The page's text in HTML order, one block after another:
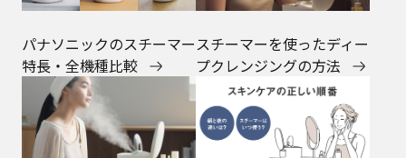
パナソニックのスチーマー
特長・全機種比較
スチーマーを使ったディー
プクレンジングの方法